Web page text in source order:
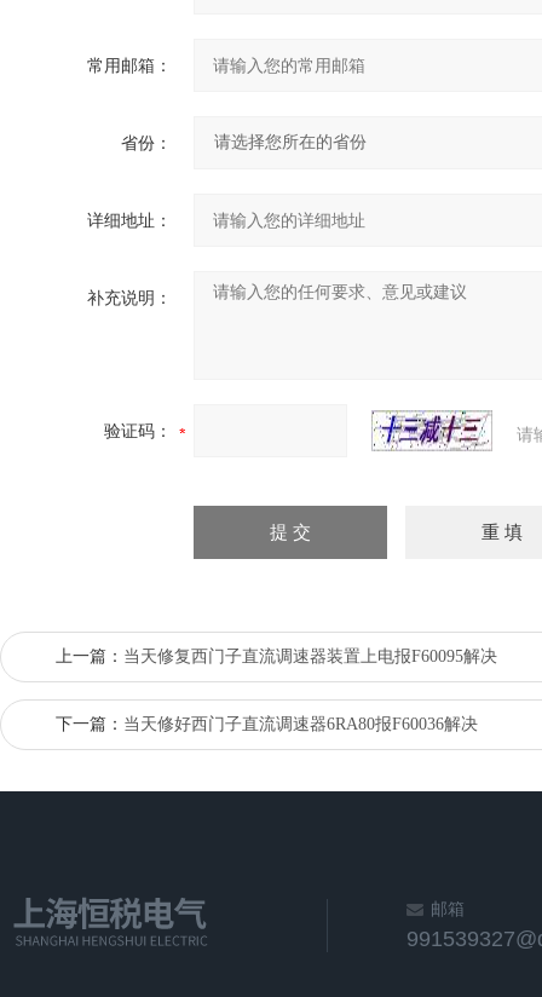
常用邮箱：
省份：
详细地址：
补充说明：
验证码： 请
上一篇： 当天修复西门子直流调速器装置上电报F60095解决
下一篇： 当天修好西门子直流调速器6RA80报F60036解决
邮箱